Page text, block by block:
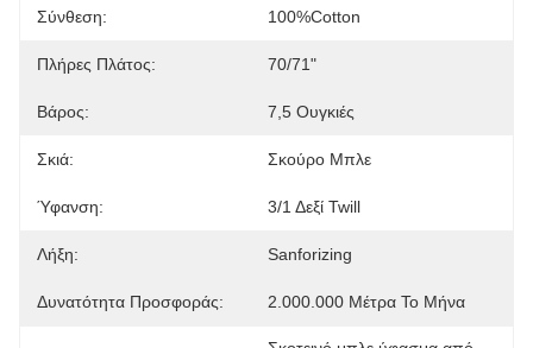
Σύνθεση: 100%Cotton
Πλήρες Πλάτος: 70/71"
Βάρος: 7,5 Ουγκιές
Σκιά: Σκούρο Μπλε
Ύφανση: 3/1 Δεξί Twill
Λήξη: Sanforizing
Δυνατότητα Προσφοράς: 2.000.000 Μέτρα Το Μήνα